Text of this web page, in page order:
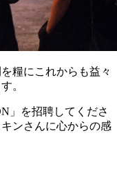
糧にこれからも益々
。
」を招聘してくださ
ンさんに心からの感